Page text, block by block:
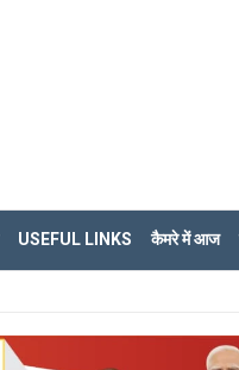
USEFUL LINKS कैमरे में आज